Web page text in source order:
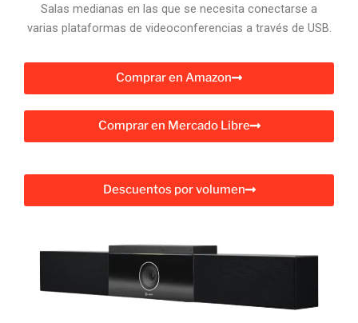
Salas medianas en las que se necesita conectarse a
varias plataformas de videoconferencias a través de USB.
Comprar en Amazon
Comprar en Mercado Libre
Descuentos por volumen